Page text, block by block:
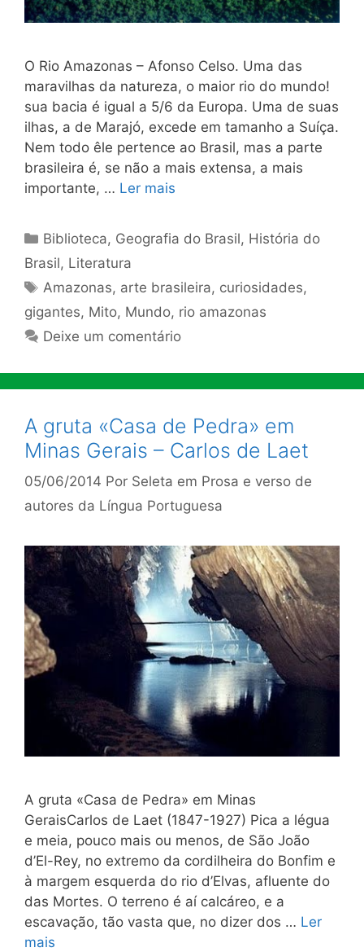
O Rio Amazonas – Afonso Celso. Uma das
maravilhas da natureza, o maior rio do mundo!
sua bacia é igual a 5/6 da Europa. Uma de suas
ilhas, a de Ma­rajó, excede em tamanho a Suíça.
Nem todo êle pertence ao Brasil, mas a parte
brasileira é, se não a mais extensa, a mais
importante, … Ler mais
Categorias
Biblioteca, Geografia do Brasil, História do
Brasil, Literatura
Tags
Amazonas, arte brasileira, curiosidades,
gigantes, Mito, Mundo, rio amazonas
Deixe um comentário
A gruta «Casa de Pedra» em
Minas Gerais – Carlos de Laet
05/06/2014 Por Seleta em Prosa e verso de
autores da Língua Portuguesa
A gruta «Casa de Pedra» em Minas
GeraisCarlos de Laet (1847-1927) Pica a légua
e meia, pouco mais ou menos, de São João
d’El-Rey, no extremo da cordilheira do Bonfim e
à margem es­querda do rio d’Elvas, afluente do
das Mortes. O terreno é aí calcáreo, e a
escavação, tão vasta que, no di­zer dos … Ler
mais